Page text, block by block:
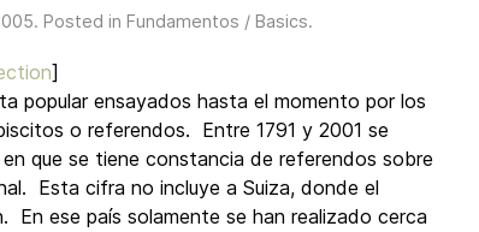
. Posted in Fundamentos / Basics.
]
popular ensayados hasta el momento por los
o referendos. Entre 1791 y 2001 se
que se tiene constancia de referendos sobre
Esta cifra no incluye a Suiza, donde el
ese país solamente se han realizado cerca